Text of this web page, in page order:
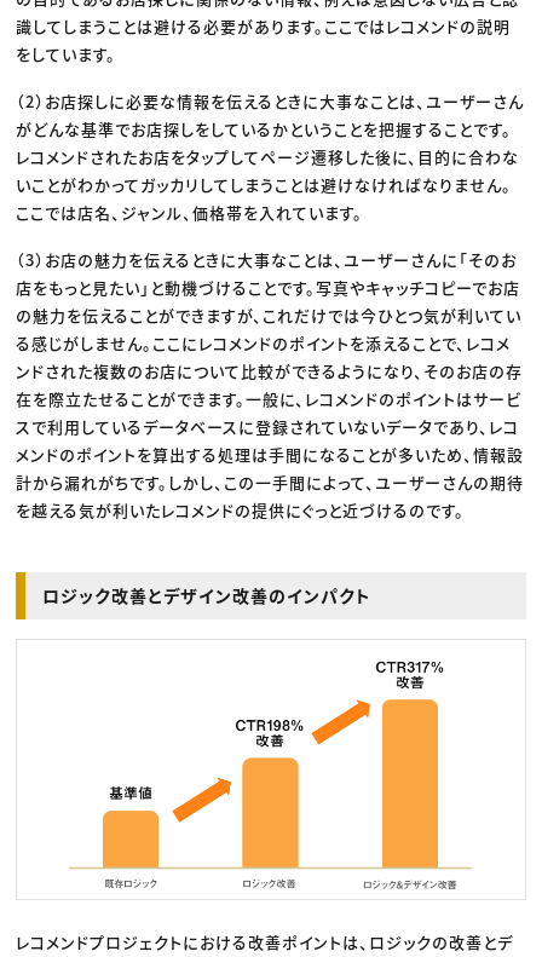
識してしまうことは避ける必要があります。ここではレコメンドの説明
をしています。
（2）お店探しに必要な情報を伝えるときに大事なことは、ユーザーさん
がどんな基準でお店探しをしているかということを把握することです。
レコメンドされたお店をタップしてページ遷移した後に、目的に合わな
いことがわかってガッカリしてしまうことは避けなければなりません。
ここでは店名、ジャンル、価格帯を入れています。
（3）お店の魅力を伝えるときに大事なことは、ユーザーさんに「そのお
店をもっと見たい」と動機づけることです。写真やキャッチコピーでお店
の魅力を伝えることができますが、これだけでは今ひとつ気が利いてい
る感じがしません。ここにレコメンドのポイントを添えることで、レコメ
ンドされた複数のお店について比較ができるようになり、そのお店の存
在を際立たせることができます。一般に、レコメンドのポイントはサービ
スで利用しているデータベースに登録されていないデータであり、レコ
メンドのポイントを算出する処理は手間になることが多いため、情報設
計から漏れがちです。しかし、この一手間によって、ユーザーさんの期待
を越える気が利いたレコメンドの提供にぐっと近づけるのです。
ロジック改善とデザイン改善のインパクト
レコメンドプロジェクトにおける改善ポイントは、ロジックの改善とデ